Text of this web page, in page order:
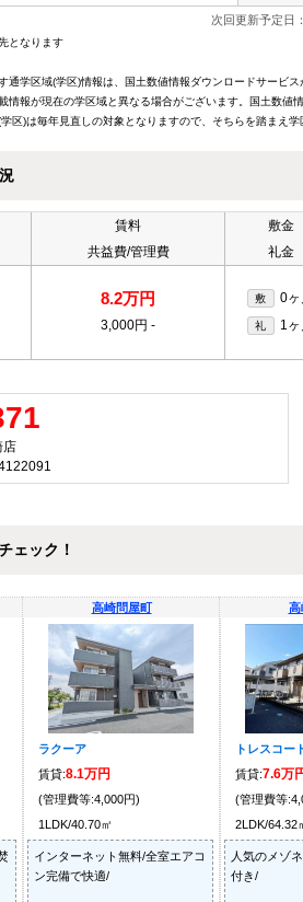
次回更新予定日
となります
通学区域(学区)情報は、国土数値情報ダウンロードサービ
情報が現在の学区域と異なる場合がございます。国土数
区)は毎年見直しの対象となりますので、そちらを踏まえ学
賃料
共益費/管理費
敷金
礼金
8.2万円
3,000円 -
敷 0ヶ
礼 1ヶ
店
ェック！
高崎問屋町
ラクーア
賃貸:8.1万円
(管理費等:4,000円)
1LDK/40.70㎡
インターネット無料/全室エアコ
ン完備で快適/
高
トレスコー
賃貸:7.6万
(管理費等
2LDK/64.32
人気のメゾ
付き/